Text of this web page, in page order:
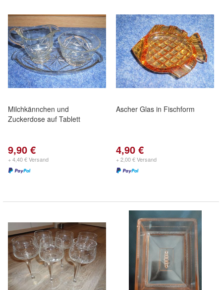
Milchkännchen und
Zuckerdose auf Tablett
9,90 €
+ 4,40 € Versand
Ascher Glas in Fischform
4,90 €
+ 2,00 € Versand